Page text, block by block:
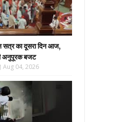
सत्र का दूसरा दिन आज,
अनुपूरक बजट
Aug 04, 2026